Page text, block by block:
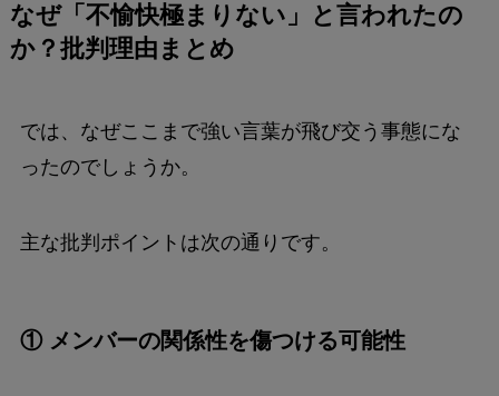
なぜ「不愉快極まりない」と言われたの
か？批判理由まとめ
では、なぜここまで強い言葉が飛び交う事態にな
ったのでしょうか。
主な批判ポイントは次の通りです。
① メンバーの関係性を傷つける可能性